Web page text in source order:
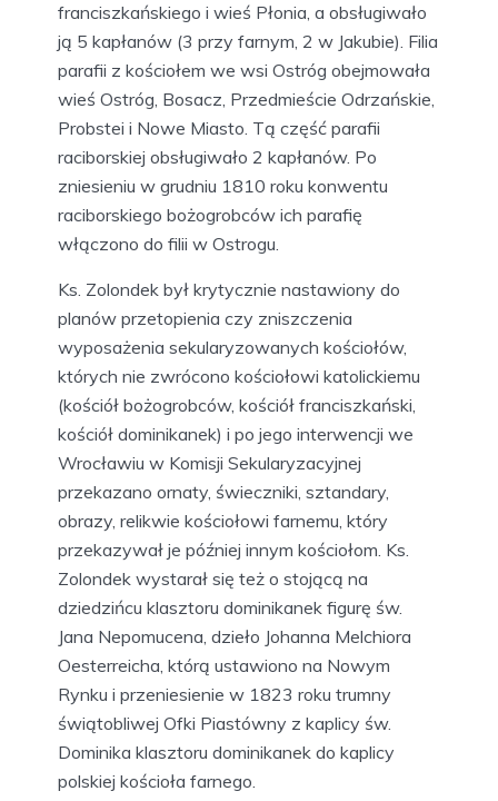
franciszkańskiego i wieś Płonia, a obsługiwało
ją 5 kapłanów (3 przy farnym, 2 w Jakubie). Filia
parafii z kościołem we wsi Ostróg obejmowała
wieś Ostróg, Bosacz, Przedmieście Odrzańskie,
Probstei i Nowe Miasto. Tą część parafii
raciborskiej obsługiwało 2 kapłanów. Po
zniesieniu w grudniu 1810 roku konwentu
raciborskiego bożogrobców ich parafię
włączono do filii w Ostrogu.
Ks. Zolondek był krytycznie nastawiony do
planów przetopienia czy zniszczenia
wyposażenia sekularyzowanych kościołów,
których nie zwrócono kościołowi katolickiemu
(kościół bożogrobców, kościół franciszkański,
kościół dominikanek) i po jego interwencji we
Wrocławiu w Komisji Sekularyzacyjnej
przekazano ornaty, świeczniki, sztandary,
obrazy, relikwie kościołowi farnemu, który
przekazywał je później innym kościołom. Ks.
Zolondek wystarał się też o stojącą na
dziedzińcu klasztoru dominikanek figurę św.
Jana Nepomucena, dzieło Johanna Melchiora
Oesterreicha, którą ustawiono na Nowym
Rynku i przeniesienie w 1823 roku trumny
świątobliwej Ofki Piastówny z kaplicy św.
Dominika klasztoru dominikanek do kaplicy
polskiej kościoła farnego.